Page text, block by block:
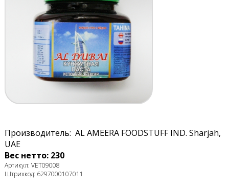
Производитель: AL AMEERA FOODSTUFF IND. Sharjah,
UAE
Вес нетто: 230
Артикул: VET09008
Штрихкод: 6297000107011